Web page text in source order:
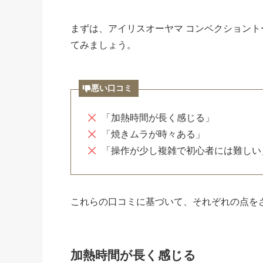
まずは、アイリスオーヤマ コンベクション
てみましょう。
悪い口コミ
「加熱時間が長く感じる」
「焼きムラが時々ある」
「操作が少し複雑で初心者には難し
これらの口コミに基づいて、それぞれの点
加熱時間が長く感じる